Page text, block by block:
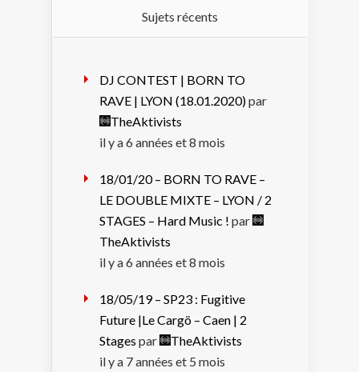
Sujets récents
DJ CONTEST | BORN TO
RAVE | LYON (18.01.2020)par
TheAktivists
il y a 6 années et 8 mois
18/01/20 – BORN TO RAVE –
LE DOUBLE MIXTE – LYON / 2
STAGES – Hard Music ! par
TheAktivists
il y a 6 années et 8 mois
18/05/19 – SP23 : Fugitive
Future |Le Cargö – Caen | 2
Stages par
TheAktivists
il y a 7 années et 5 mois